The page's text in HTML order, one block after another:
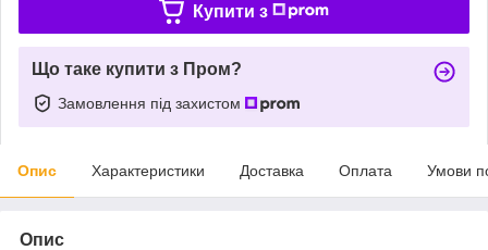
Купити з
Що таке купити з Пром?
Замовлення під захистом
Опис Характеристики Доставка Оплата Умови
Опис